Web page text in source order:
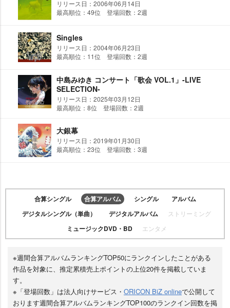
リリース日：2006年06月14日
最高順位：49位 登場回数：2週
Singles
リリース日：2004年06月23日
最高順位：11位 登場回数：2週
中島みゆき コンサート「歌会 VOL.1」-LIVE
SELECTION-
リリース日：2025年03月12日
最高順位：8位 登場回数：2週
大銀幕
リリース日：2019年01月30日
最高順位：23位 登場回数：3週
合算シングル 合算アルバム シングル
アルバム
デジタルシングル（単曲）
デジタルアルバム ストリーミング
ミュージックDVD・BD エンタメ
※週間合算アルバムランキングTOP50にランクインしたことがある
作品を対象に、推定累積売上ポイントの上位20件を掲載していま
す。
※「登場回数」は法人向けサービス・ ORICON BiZ onlineで公開して
おります週間合算アルバムランキングTOP100のランクイン回数を掲